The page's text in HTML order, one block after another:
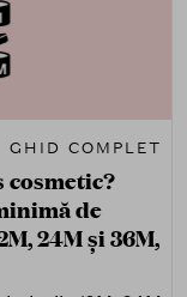
GHID COMPLET
cosmetic?
de
24M și 36M,